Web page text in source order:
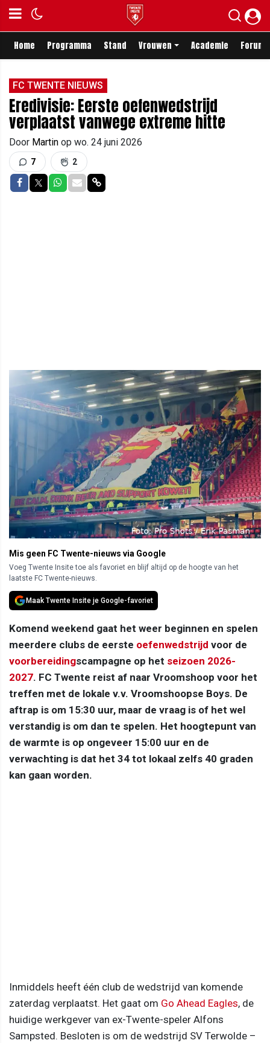
Home Programma Stand Vrouwen Academie Forum
FC TWENTE NIEUWS
Eredivisie: Eerste oefenwedstrijd
verplaatst vanwege extreme hitte
Door Martin op wo. 24 juni 2026
7 2
Delen op Facebook
Delen op Twitter
Delen op Whatsapp
Delen via Mail
Delen via link
Mis geen FC Twente-nieuws via Google
Voeg Twente Insite toe als favoriet en blijf altijd op de hoogte van het
laatste FC Twente-nieuws.
Maak Twente Insite je Google-favoriet
Komend weekend gaat het weer beginnen en spelen
meerdere clubs de eerste oefenwedstrijd voor de
voorbereidingscampagne op het seizoen 2026-
2027. FC Twente reist af naar Vroomshoop voor het
treffen met de lokale v.v. Vroomshoopse Boys. De
aftrap is om 15:30 uur, maar de vraag is of het wel
verstandig is om dan te spelen. Het hoogtepunt van
de warmte is op ongeveer 15:00 uur en de
verwachting is dat het 34 tot lokaal zelfs 40 graden
kan gaan worden.
Inmiddels heeft één club de wedstrijd van komende
zaterdag verplaatst. Het gaat om Go Ahead Eagles, de
huidige werkgever van ex-Twente-speler Alfons
Sampsted. Besloten is om de wedstrijd SV Terwolde –